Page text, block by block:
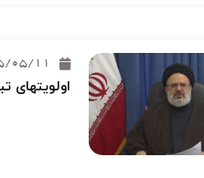
05/11
اولویتهای